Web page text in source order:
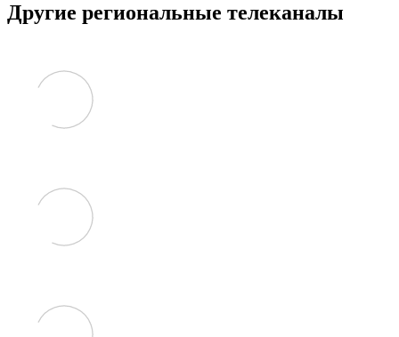
Другие региональные телеканалы